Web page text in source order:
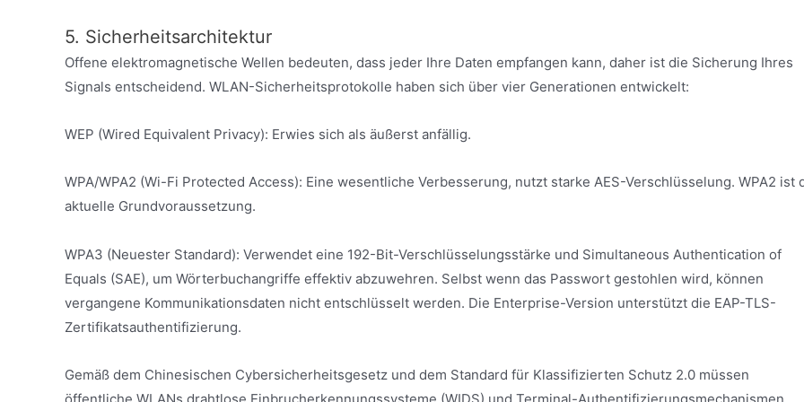
5. Sicherheitsarchitektur
Offene elektromagnetische Wellen bedeuten, dass jeder Ihre Daten empfangen kann, daher ist die Sicherung Ihres
Signals entscheidend. WLAN-Sicherheitsprotokolle haben sich über vier Generationen entwickelt:
WEP (Wired Equivalent Privacy): Erwies sich als äußerst anfällig.
WPA/WPA2 (Wi-Fi Protected Access): Eine wesentliche Verbesserung, nutzt starke AES-Verschlüsselung. WPA2 ist
aktuelle Grundvoraussetzung.
WPA3 (Neuester Standard): Verwendet eine 192-Bit-Verschlüsselungsstärke und Simultaneous Authentication of
Equals (SAE), um Wörterbuchangriffe effektiv abzuwehren. Selbst wenn das Passwort gestohlen wird, können
vergangene Kommunikationsdaten nicht entschlüsselt werden. Die Enterprise-Version unterstützt die EAP-TLS-
Zertifikatsauthentifizierung.
Gemäß dem Chinesischen Cybersicherheitsgesetz und dem Standard für Klassifizierten Schutz 2.0 müssen